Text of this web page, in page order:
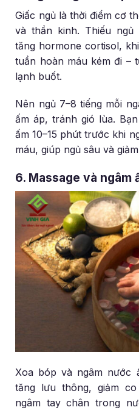
Giấc ngủ là thời điểm cơ
và thần kinh. Thiếu ngủ
tăng hormone cortisol,
tuần hoàn máu kém đi –
lạnh buốt.
Nên ngủ 7–8 tiếng mỗi
ấm áp, tránh gió lùa.
ấm 10–15 phút trước khi
máu, giúp ngủ sâu và
6. Massage và ngâm
Xoa bóp và ngâm nước
tăng lưu thông, giảm
ngâm tay chân trong